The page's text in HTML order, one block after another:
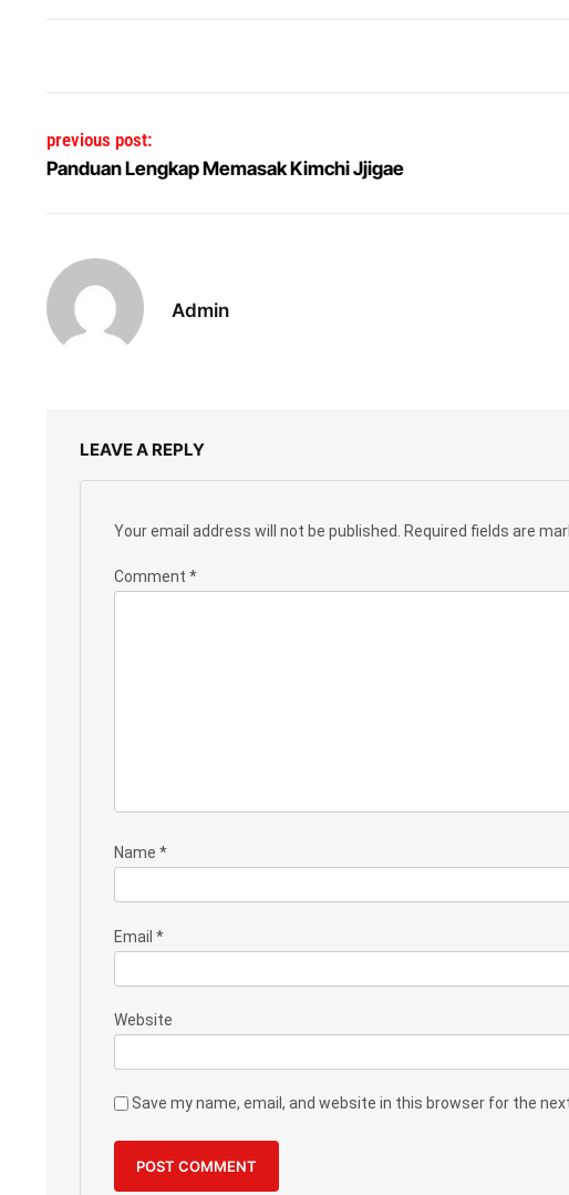
Post navigation
previous post:
Panduan Lengkap Memasak Kimchi Jjigae
Admin
LEAVE A REPLY
Your email address will not be published. Required fields are
Comment *
Name *
Email *
Website
Save my name, email, and website in this browser for the